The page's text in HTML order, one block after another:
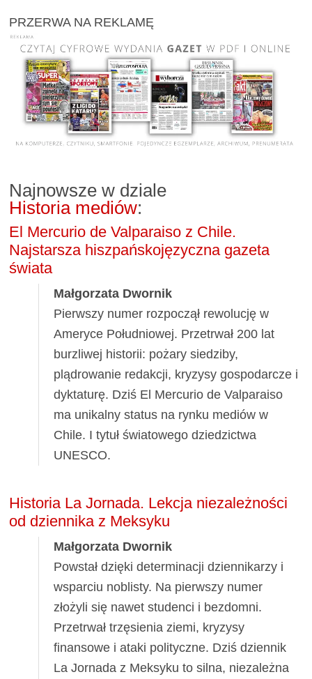
PRZERWA NA REKLAMĘ
Najnowsze w dziale
Historia mediów:
El Mercurio de Valparaiso z Chile.
Najstarsza hiszpańskojęzyczna gazeta
świata
Małgorzata Dwornik
Pierwszy numer rozpoczął rewolucję w
Ameryce Południowej. Przetrwał 200 lat
burzliwej historii: pożary siedziby,
plądrowanie redakcji, kryzysy gospodarcze i
dyktaturę. Dziś El Mercurio de Valparaiso
ma unikalny status na rynku mediów w
Chile. I tytuł światowego dziedzictwa
UNESCO.
Historia La Jornada. Lekcja niezależności
od dziennika z Meksyku
Małgorzata Dwornik
Powstał dzięki determinacji dziennikarzy i
wsparciu noblisty. Na pierwszy numer
złożyli się nawet studenci i bezdomni.
Przetrwał trzęsienia ziemi, kryzysy
finansowe i ataki polityczne. Dziś dziennik
La Jornada z Meksyku to silna, niezależna